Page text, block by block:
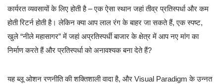
कार्यरत व्यवसायों के लिए होती है – एक ऐसा स्थान जहां तीव्र प्रतिस्पर्धा और कम
होती रिटर्न होती है। लेकिन क्या आप लाल रंग के बाहर जा सकते हैं, एक स्पष्ट,
खुले “नीले महासागर” में जहां अप्रतिस्पर्धी बाजार के क्षेत्र में आप नए मांग का
निर्माण करते हैं और प्रतिस्पर्धा को अनावश्यक बना देते हैं?
यह ब्लू ओशन रणनीति की शक्तिशाली वादा है, और Visual Paradigm के उन्नत